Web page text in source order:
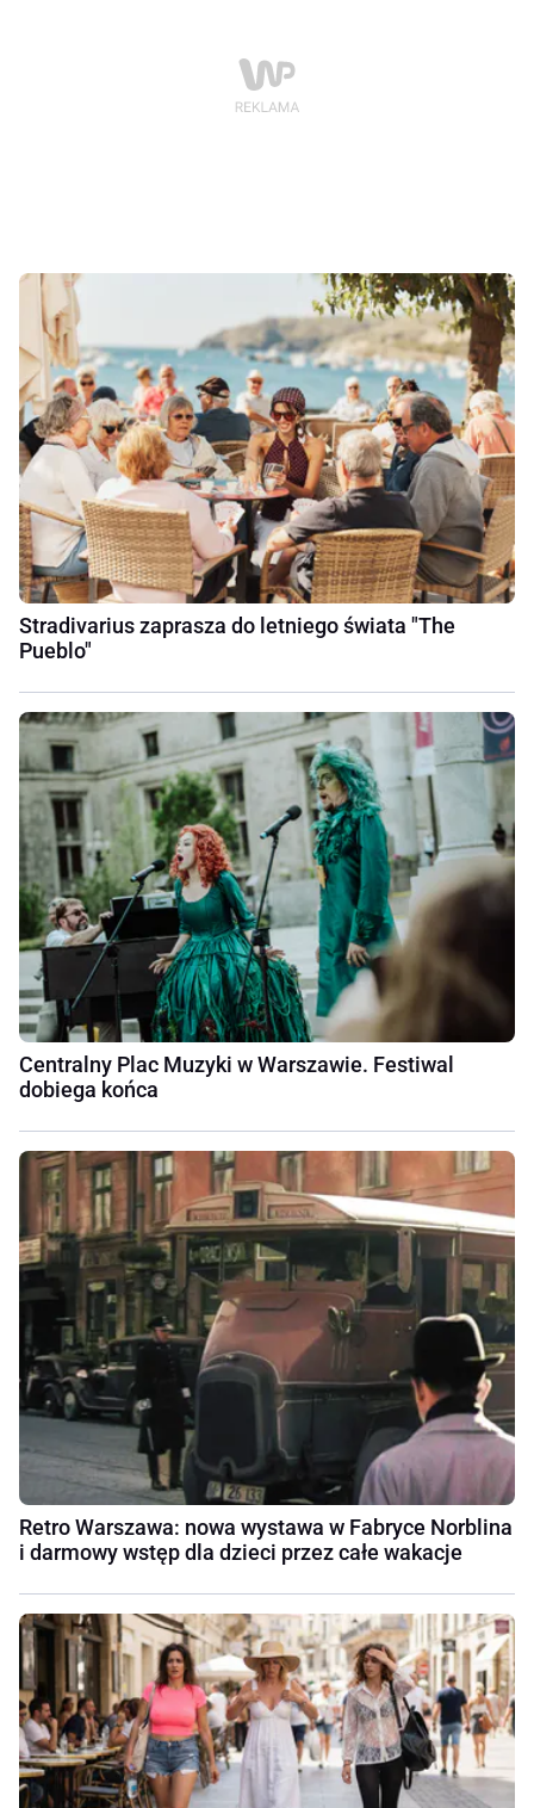
Stradivarius zaprasza do letniego świata "The
Pueblo"
Centralny Plac Muzyki w Warszawie. Festiwal
dobiega końca
Retro Warszawa: nowa wystawa w Fabryce Norblina
i darmowy wstęp dla dzieci przez całe wakacje